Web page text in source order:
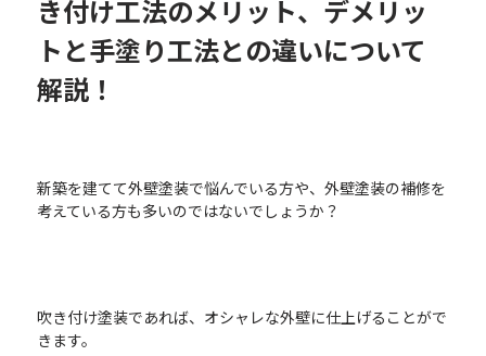
き付け工法のメリット、デメリッ
トと手塗り工法との違いについて
解説！
新築を建てて外壁塗装で悩んでいる方や、外壁塗装の補修を
考えている方も多いのではないでしょうか？
吹き付け塗装であれば、オシャレな外壁に仕上げることがで
きます。